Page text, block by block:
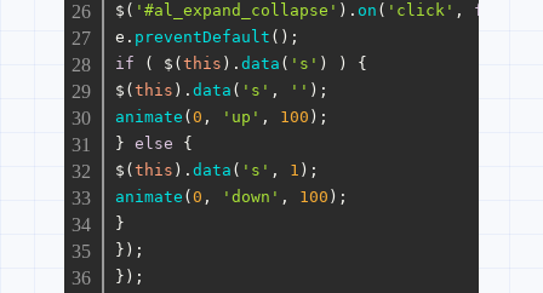
$( '#al_expand_collapse' ). on ( 'click' ,
e. preventDefault ();
if ( $(this ).data ( 's' ) ) {
$(this ).data ( 's' , '' );
animate (0 , 'up' , 100 );
} else {
$(this ).data ( 's' , 1 );
animate (0 , 'down' , 100 );
}
});
});